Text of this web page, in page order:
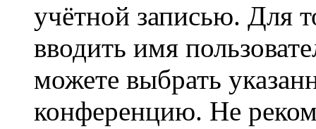
учётной записью. Для
вводить имя
можете выбрать
конференцию. Не